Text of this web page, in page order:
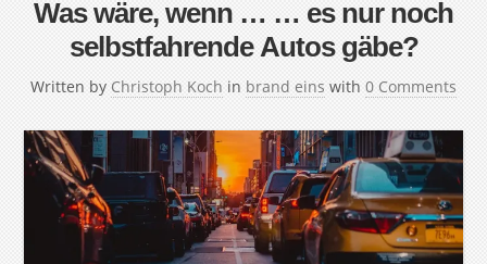
Was wäre, wenn … … es nur noch
selbstfahrende Autos gäbe?
Written by Christoph Koch in brand eins with 0 Comments